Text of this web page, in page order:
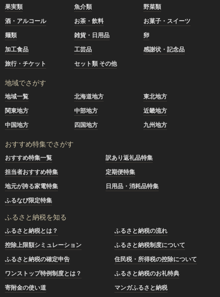
果実類
魚介類
野菜類
酒・アルコール
お茶・飲料
お菓子・スイーツ
麺類
雑貨・日用品
卵
加工食品
工芸品
感謝状・記念品
旅行・チケット
セット類 その他
地域でさがす
地域一覧 北海道地方
東北地方
関東地方
中部地方
近畿地方
中国地方
四国地方 九州地方
おすすめ特集でさがす
おすすめ特集一覧
訳あり返礼品特集
担当者おすすめ特集
定期便特集
地元が誇る家電特集
日用品・消耗品特集
ふるなび限定特集
ふるさと納税を知る
ふるさと納税とは？
ふるさと納税の流れ
控除上限額シミュレーション
ふるさと納税制度について
ふるさと納税の確定申告
住民税・所得税の控除について
ワンストップ特例制度とは？
ふるさと納税のお礼特典
寄附金の使い道
マンガふるさと納税